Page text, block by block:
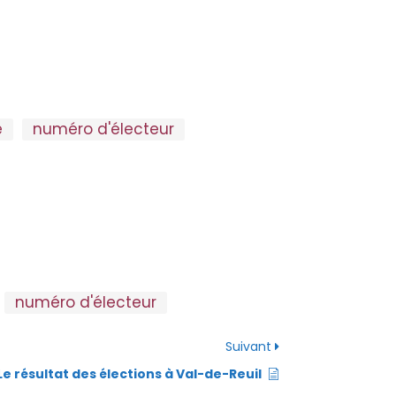
numéro d'électeur
numéro d'électeur
Suivant
résultat des élections à Val-de-Reuil